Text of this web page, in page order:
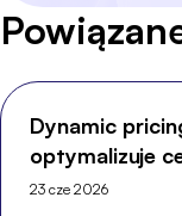
Dynamic
optymalizuje
23 cze 2026